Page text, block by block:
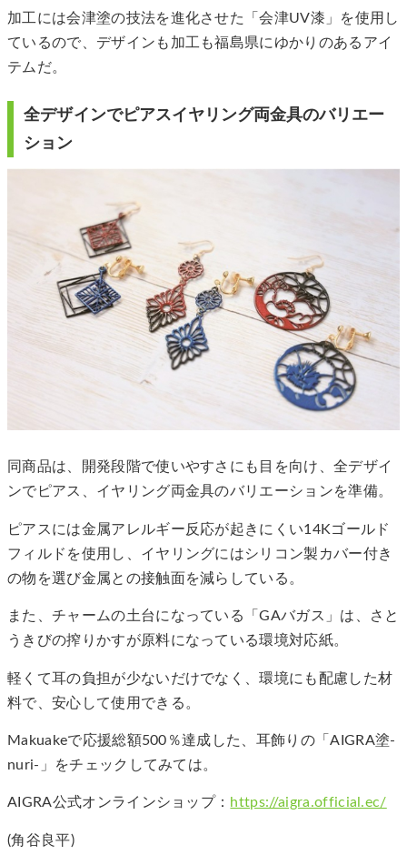
加工には会津塗の技法を進化させた「会津UV漆」を使用し
ているので、デザインも加工も福島県にゆかりのあるアイ
テムだ。
全デザインでピアスイヤリング両金具のバリエー
ション
同商品は、開発段階で使いやすさにも目を向け、全デザイ
ンでピアス、イヤリング両金具のバリエーションを準備。
ピアスには金属アレルギー反応が起きにくい14Kゴールド
フィルドを使用し、イヤリングにはシリコン製カバー付き
の物を選び金属との接触面を減らしている。
また、チャームの土台になっている「GAバガス」は、さと
うきびの搾りかすが原料になっている環境対応紙。
軽くて耳の負担が少ないだけでなく、環境にも配慮した材
料で、安心して使用できる。
Makuakeで応援総額500％達成した、耳飾りの「AIGRA塗-
nuri-」をチェックしてみては。
AIGRA公式オンラインショップ： https://aigra.official.ec/
(角谷良平)